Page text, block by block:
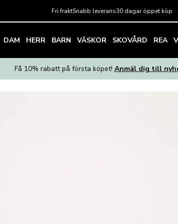
Fri fraktSnabb leverans30 dagar öppet köp
DAM HERR BARN VÄSKOR SKOVÅRD REA
Få 10% rabatt på första köpet! Anmäl dig till